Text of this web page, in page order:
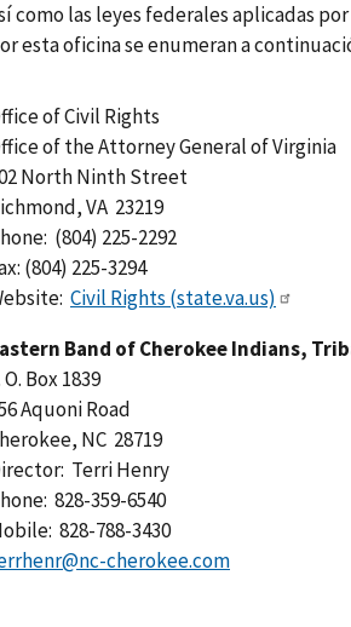
como las leyes federales aplicadas por
esta oficina se enumeran a
of Civil Rights
of the Attorney General of Virginia
North Ninth Street
VA 23219
(804) 225-2292
(804) 225-3294
Civil Rights (state.va.us)
Band of Cherokee Indians,
O. Box 1839
Aquoni Road
NC 28719
Terri Henry
828-359-6540
828-788-3430
cherokee.com